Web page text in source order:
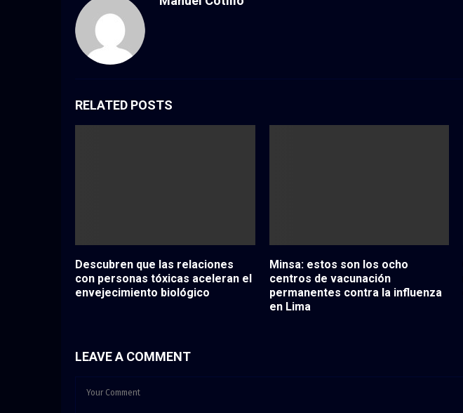
RELATED POSTS
Descubren que las relaciones
con personas tóxicas aceleran el
envejecimiento biológico
Minsa: estos son los ocho
centros de vacunación
permanentes contra la influenza
en Lima
LEAVE A COMMENT